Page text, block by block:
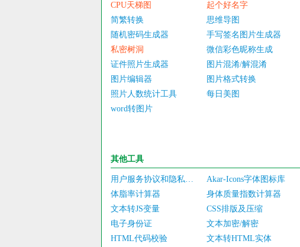
CPU天梯图
起个好名字
简繁转换
思维导图
随机密码生成器
手写签名图片生成器
私密树洞
微信彩色昵称生成
证件照片生成器
图片混淆/解混淆
图片编辑器
图片格式转换
照片人数统计工具
每日美图
word转图片
其他工具
用户服务协议和隐私政策 Akar-Icons字体图标库
体脂率计算器
身体质量指数计算器
文本转JS变量
CSS排版及压缩
电子身份证
文本加密/解密
HTML代码校验
文本转HTML实体